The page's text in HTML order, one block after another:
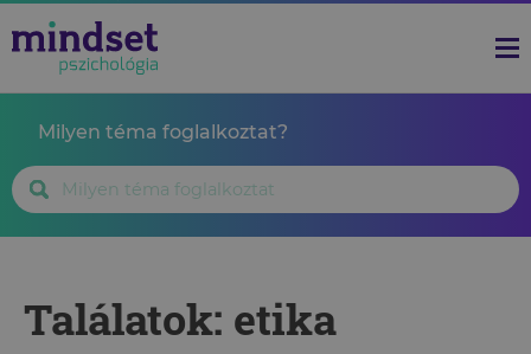
Milyen téma foglalkoztat?
Találatok: etika